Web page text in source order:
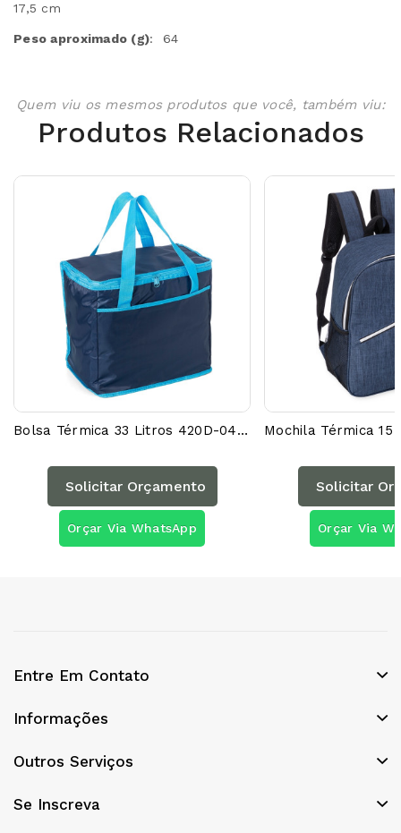
17,5 cm
Peso aproximado (g): 64
Quem viu os mesmos produtos que você, também viu:
Produtos Relacionados
Bolsa Térmica 33 Litros 420D-04044AG
Solicitar Orçamento
Orçar Via WhatsApp
Solicitar
Orçar Via
Entre Em Contato
Informações
Outros Serviços
Se Inscreva